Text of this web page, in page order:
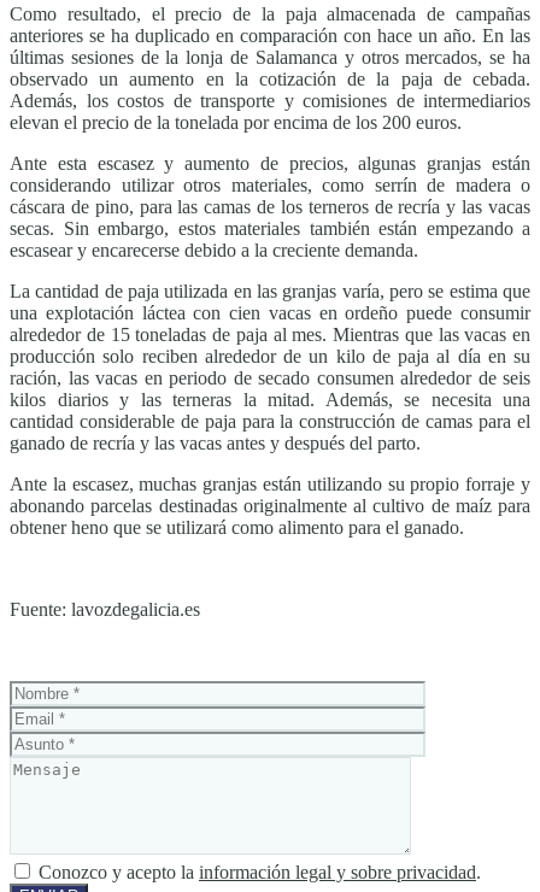
Como resultado, el precio de la paja almacenada de campañas
anteriores se ha duplicado en comparación con hace un año. En las
últimas sesiones de la lonja de Salamanca y otros mercados, se ha
observado un aumento en la cotización de la paja de cebada.
Además, los costos de transporte y comisiones de intermediarios
elevan el precio de la tonelada por encima de los 200 euros.
Ante esta escasez y aumento de precios, algunas granjas están
considerando utilizar otros materiales, como serrín de madera o
cáscara de pino, para las camas de los terneros de recría y las vacas
secas. Sin embargo, estos materiales también están empezando a
escasear y encarecerse debido a la creciente demanda.
La cantidad de paja utilizada en las granjas varía, pero se estima que
una explotación láctea con cien vacas en ordeño puede consumir
alrededor de 15 toneladas de paja al mes. Mientras que las vacas en
producción solo reciben alrededor de un kilo de paja al día en su
ración, las vacas en periodo de secado consumen alrededor de seis
kilos diarios y las terneras la mitad. Además, se necesita una
cantidad considerable de paja para la construcción de camas para el
ganado de recría y las vacas antes y después del parto.
Ante la escasez, muchas granjas están utilizando su propio forraje y
abonando parcelas destinadas originalmente al cultivo de maíz para
obtener heno que se utilizará como alimento para el ganado.
Fuente: lavozdegalicia.es
Conozco y acepto la información legal y sobre privacidad.